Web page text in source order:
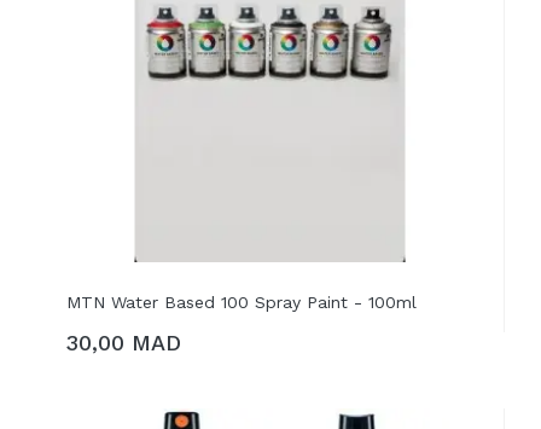
MTN Water Based 100 Spray Paint - 100ml
AJOUTER AU PANIER
30,00 MAD